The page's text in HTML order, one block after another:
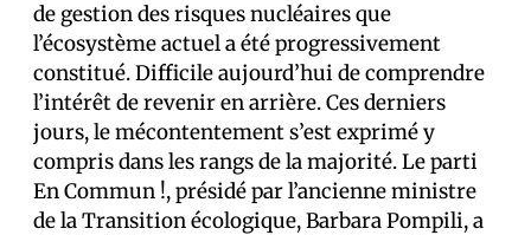
de gestion des risques nucléaires que
l’écosystème actuel a été progressivement
constitué. Difficile aujourd’hui de comprendre
l’intérêt de revenir en arrière. Ces derniers
jours, le mécontentement s’est exprimé y
compris dans les rangs de la majorité. Le parti
En Commun !, présidé par l’ancienne ministre
de la Transition écologique, Barbara Pompili, a